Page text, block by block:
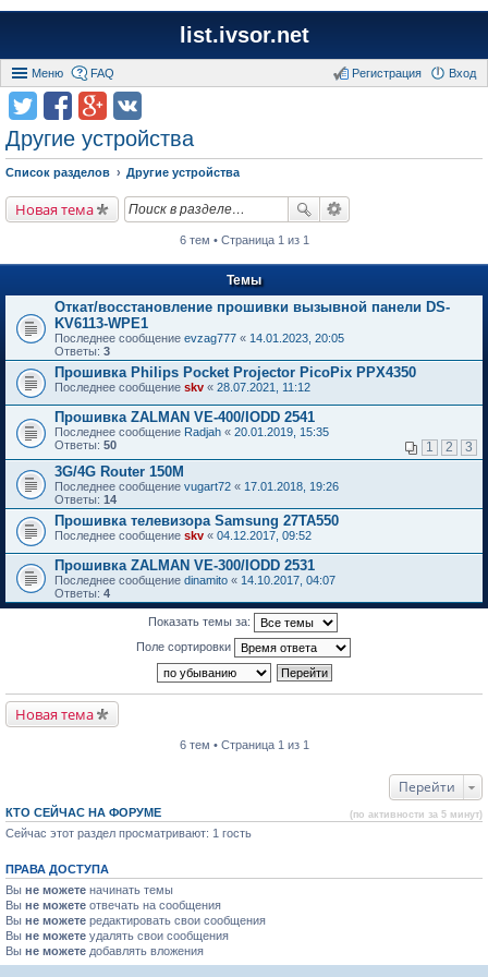
list.ivsor.net
Меню FAQ Вход
Регистрация
Другие устройства
Список разделов Другие устройства
Новая тема
6 тем • Страница 1 из 1
Темы
Откат/восстановление прошивки вызывной панели DS-
KV6113-WPE1
Последнее сообщение evzag777 « 14.01.2023, 20:05
Ответы: 3
Прошивка Philips Pocket Projector PicoPix PPX4350
Последнее сообщение skv « 28.07.2021, 11:12
Прошивка ZALMAN VE-400/IODD 2541
Последнее сообщение Radjah « 20.01.2019, 15:35
Ответы: 50 1 2 3
3G/4G Router 150M
Последнее сообщение vugart72 « 17.01.2018, 19:26
Ответы: 14
Прошивка телевизора Samsung 27TA550
Последнее сообщение skv « 04.12.2017, 09:52
Прошивка ZALMAN VE-300/IODD 2531
Последнее сообщение dinamito « 14.10.2017, 04:07
Ответы: 4
Показать темы за:
Поле сортировки
Новая тема
6 тем • Страница 1 из 1
Перейти
КТО СЕЙЧАС НА ФОРУМЕ (по активности за 5 минут)
Сейчас этот раздел просматривают: 1 гость
ПРАВА ДОСТУПА
Вы не можете начинать темы
Вы не можете отвечать на сообщения
Вы не можете редактировать свои сообщения
Вы не можете удалять свои сообщения
Вы не можете добавлять вложения